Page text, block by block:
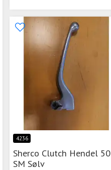
4236
Sherco Clutch Hendel 50
SM Sølv